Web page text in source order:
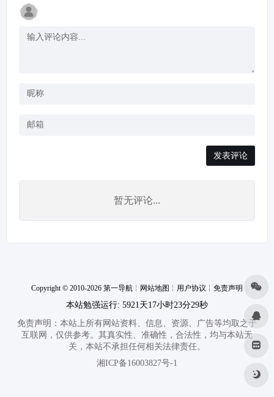
发表评论
暂无评论...
Copyright © 2010-2026 第一导航 ╎ 网站地图 ╎ 用户协议 ╎ 免责声明
本站勉强运行: 5921天17小时23分29秒
免责声明：本站上所有网站资料、信息、资源、广告等均取之于
互联网，仅供参考。其真实性、准确性，合法性，均与本站无
关，本站不承担任何相关法律责任。
湘ICP备16003827号-1